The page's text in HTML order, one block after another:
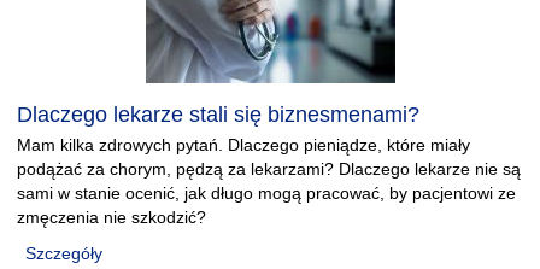
Dlaczego lekarze stali się biznesmenami?
Mam kilka zdrowych pytań. Dlaczego pieniądze, które miały
podążać za chorym, pędzą za lekarzami? Dlaczego lekarze nie są
sami w stanie ocenić, jak długo mogą pracować, by pacjentowi ze
zmęczenia nie szkodzić?
Szczegóły